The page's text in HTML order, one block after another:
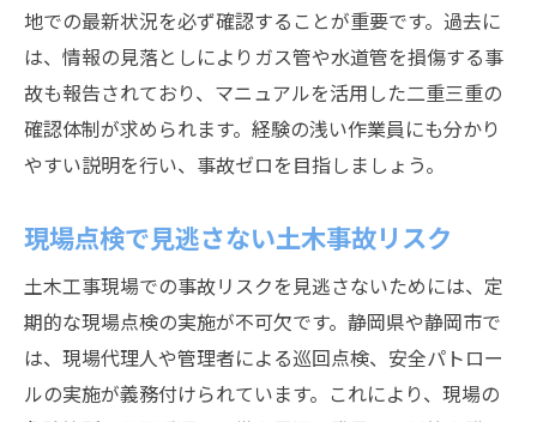
地での最新状況を必ず確認することが重要です。過去に
は、情報の見落としによりガス管や水道管を損傷する事
故も報告されており、マニュアルを活用した二重三重の
確認体制が求められます。経験の浅い作業員にも分かり
やすい説明を行い、事故ゼロを目指しましょう。
現場点検で見逃さない土木事故リスク
土木工事現場での事故リスクを見逃さないためには、定
期的な現場点検の実施が不可欠です。静岡県や静岡市で
は、現場代理人や管理者による巡回点検、安全パトロー
ルの実施が義務付けられています。これにより、現場の